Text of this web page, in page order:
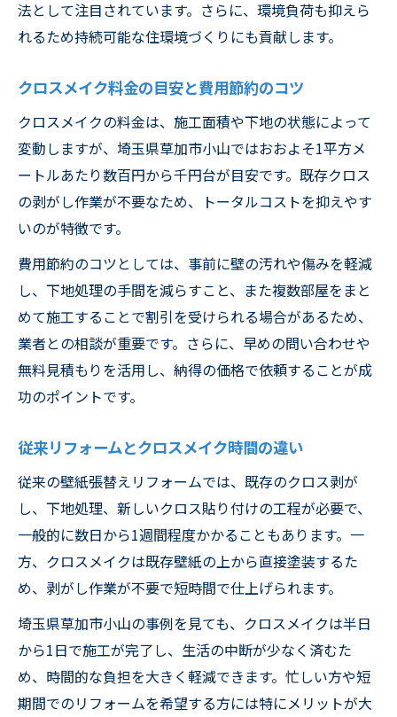
法として注目されています。さらに、環境負荷も抑えら
れるため持続可能な住環境づくりにも貢献します。
クロスメイク料金の目安と費用節約のコツ
クロスメイクの料金は、施工面積や下地の状態によって
変動しますが、埼玉県草加市小山ではおおよそ1平方メ
ートルあたり数百円から千円台が目安です。既存クロス
の剥がし作業が不要なため、トータルコストを抑えやす
いのが特徴です。
費用節約のコツとしては、事前に壁の汚れや傷みを軽減
し、下地処理の手間を減らすこと、また複数部屋をまと
めて施工することで割引を受けられる場合があるため、
業者との相談が重要です。さらに、早めの問い合わせや
無料見積もりを活用し、納得の価格で依頼することが成
功のポイントです。
従来リフォームとクロスメイク時間の違い
従来の壁紙張替えリフォームでは、既存のクロス剥が
し、下地処理、新しいクロス貼り付けの工程が必要で、
一般的に数日から1週間程度かかることもあります。一
方、クロスメイクは既存壁紙の上から直接塗装するた
め、剥がし作業が不要で短時間で仕上げられます。
埼玉県草加市小山の事例を見ても、クロスメイクは半日
から1日で施工が完了し、生活の中断が少なく済むた
め、時間的な負担を大きく軽減できます。忙しい方や短
期間でのリフォームを希望する方には特にメリットが大